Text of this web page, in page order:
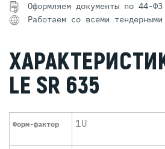
Оформляем документы по 44-
Работаем со всеми тендерными
LE SR 635
Форм-фактор 1U